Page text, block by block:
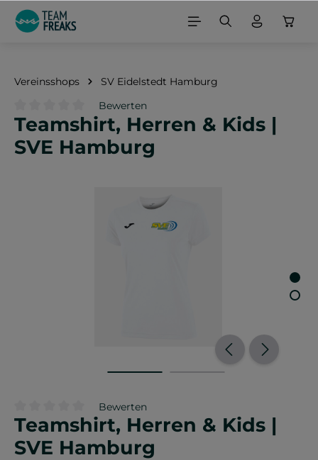
springen
Vereinsshops SV Eidelstedt Hamburg
Durchschnittliche Bewertung von 0 von 5 Sternen
Bewerten
Teamshirt, Herren & Kids |
SVE Hamburg
Durchschnittliche Bewertung von 0 von 5 Sternen
Bewerten
Teamshirt, Herren & Kids |
SVE Hamburg